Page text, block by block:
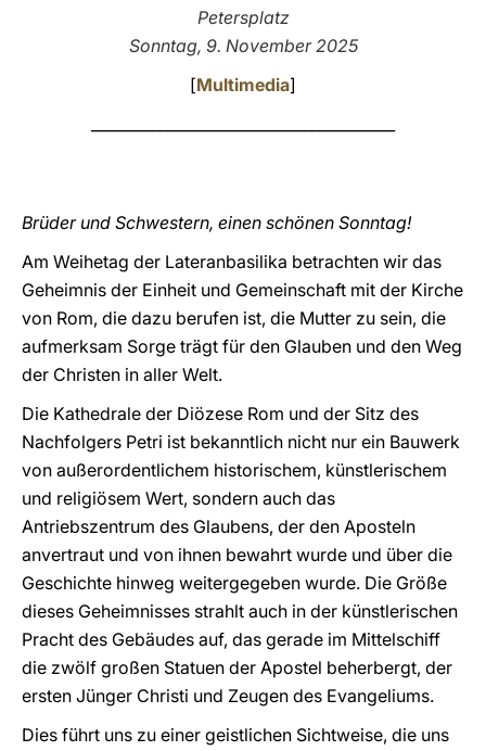
Petersplatz
Sonntag, 9. November 2025
[Multimedia]
Brüder und Schwestern, einen schönen Sonntag!
Am Weihetag der Lateranbasilika betrachten wir das
Geheimnis der Einheit und Gemeinschaft mit der Kirche
von Rom, die dazu berufen ist, die Mutter zu sein, die
aufmerksam Sorge trägt für den Glauben und den Weg
der Christen in aller Welt.
Die Kathedrale der Diözese Rom und der Sitz des
Nachfolgers Petri ist bekanntlich nicht nur ein Bauwerk
von außerordentlichem historischem, künstlerischem
und religiösem Wert, sondern auch das
Antriebszentrum des Glaubens, der den Aposteln
anvertraut und von ihnen bewahrt wurde und über die
Geschichte hinweg weitergegeben wurde. Die Größe
dieses Geheimnisses strahlt auch in der künstlerischen
Pracht des Gebäudes auf, das gerade im Mittelschiff
die zwölf großen Statuen der Apostel beherbergt, der
ersten Jünger Christi und Zeugen des Evangeliums.
Dies führt uns zu einer geistlichen Sichtweise, die uns